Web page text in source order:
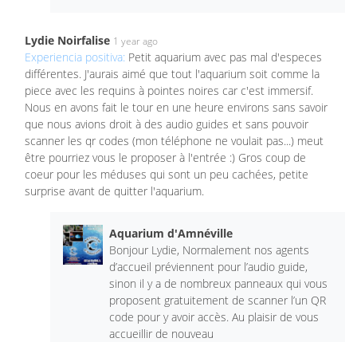
Lydie Noirfalise 1 year ago
Experiencia positiva: Petit aquarium avec pas mal d'especes
différentes. J'aurais aimé que tout l'aquarium soit comme la
piece avec les requins à pointes noires car c'est immersif.
Nous en avons fait le tour en une heure environs sans savoir
que nous avions droit à des audio guides et sans pouvoir
scanner les qr codes (mon téléphone ne voulait pas...) meut
être pourriez vous le proposer à l'entrée :) Gros coup de
coeur pour les méduses qui sont un peu cachées, petite
surprise avant de quitter l'aquarium.
Aquarium d'Amnéville
Bonjour Lydie, Normalement nos agents
d’accueil préviennent pour l’audio guide,
sinon il y a de nombreux panneaux qui vous
proposent gratuitement de scanner l’un QR
code pour y avoir accès. Au plaisir de vous
accueillir de nouveau